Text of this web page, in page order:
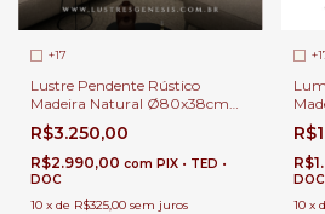
+17
Lustre Pendente Rústico
Madeira Natural Ø80x38cm
Tecido Bege 1 Lâmpada Para
Sala de Estar e Jantar | Linha
Carimbó
R$3.250,00
R$2.990,00 com PIX • TED •
DOC
10 x de R$325,00 sem juros
E-
DOC
10 x